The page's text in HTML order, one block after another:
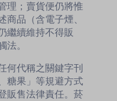
理；賣貨便仍將惟
商品（含電子煙、
繼續維持不得販
法。
何代稱之關鍵字刊
糖果」等規避方式
販售法律責任。菸